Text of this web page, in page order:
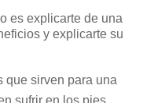
es explicarte de una
y explicarte su
que sirven para una